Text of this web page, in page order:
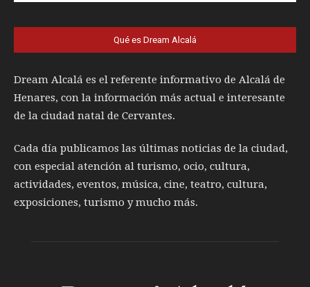
Qué es Dream Alcalá
Dream Alcalá es el referente informativo de Alcalá de
Henares, con la información más actual e interesante
de la ciudad natal de Cervantes.
Cada día publicamos las últimas noticias de la ciudad,
con especial atención al turismo, ocio, cultura,
actividades, eventos, música, cine, teatro, cultura,
exposiciones, turismo y mucho más.